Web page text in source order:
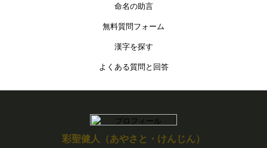
命名の助言
無料質問フォーム
漢字を探す
よくある質問と回答
彩聖健人（あやさと・けんじん）